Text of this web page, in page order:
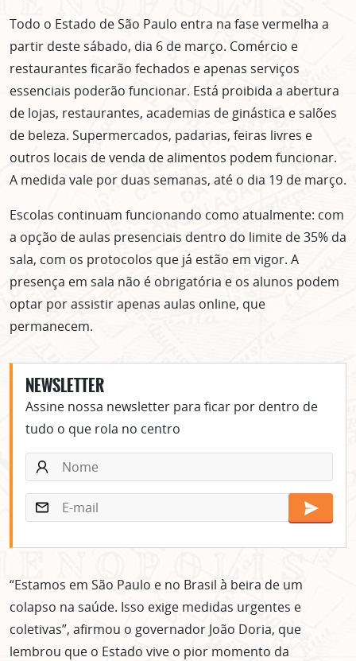
Todo o Estado de São Paulo entra na fase vermelha a
partir deste sábado, dia 6 de março. Comércio e
restaurantes ficarão fechados e apenas serviços
essenciais poderão funcionar. Está proibida a abertura
de lojas, restaurantes, academias de ginástica e salões
de beleza. Supermercados, padarias, feiras livres e
outros locais de venda de alimentos podem funcionar.
A medida vale por duas semanas, até o dia 19 de março.
Escolas continuam funcionando como atualmente: com
a opção de aulas presenciais dentro do limite de 35% da
sala, com os protocolos que já estão em vigor. A
presença em sala não é obrigatória e os alunos podem
optar por assistir apenas aulas online, que
permanecem.
NEWSLETTER
Assine nossa newsletter para ficar por dentro de
tudo o que rola no centro
“Estamos em São Paulo e no Brasil à beira de um
colapso na saúde. Isso exige medidas urgentes e
coletivas”, afirmou o governador João Doria, que
lembrou que o Estado vive o pior momento da